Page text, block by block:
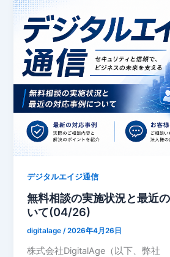
デジタルエイジ通信
無料相談の実施状況と最近
いて(04/26)
digitalage/2026年4月26日
株式会社DigitalAge（以下、弊社